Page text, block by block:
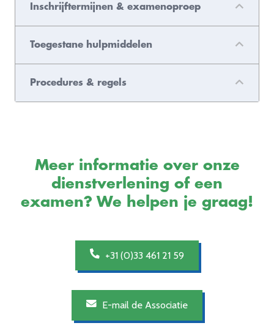
Inschrijftermijnen & examenoproep
Toegestane hulpmiddelen
Procedures & regels
Meer informatie over onze
dienstverlening of een
examen? We helpen je graag!
+31 (0)33 461 21 59
E-mail de Associatie